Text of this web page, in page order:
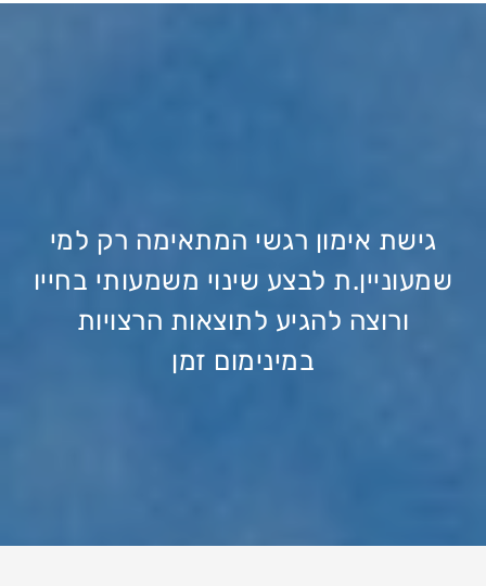
גישת אימון רגשי המתאימה רק למי
שמעוניין.ת לבצע שינוי משמעותי בחייו
ורוצה להגיע לתוצאות הרצויות
במינימום זמן